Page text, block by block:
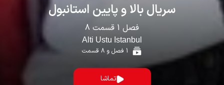
سریالبالا و پایین استانبول
فصل 1 قسمت 8
Alti Ustu Istanbul
1 فصل و 8 قسمت
تماشا